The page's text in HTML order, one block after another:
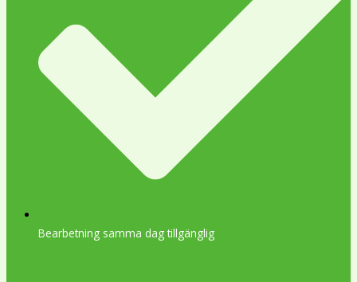
Bearbetning samma dag tillgänglig